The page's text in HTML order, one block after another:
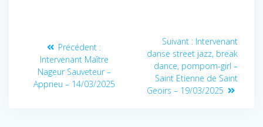
Précédent :
Intervenant Maître
Nageur Sauveteur –
Apprieu – 14/03/2025
Suivant : Intervenant
danse street jazz, break
dance, pompom-girl –
Saint Etienne de Saint
Geoirs – 19/03/2025